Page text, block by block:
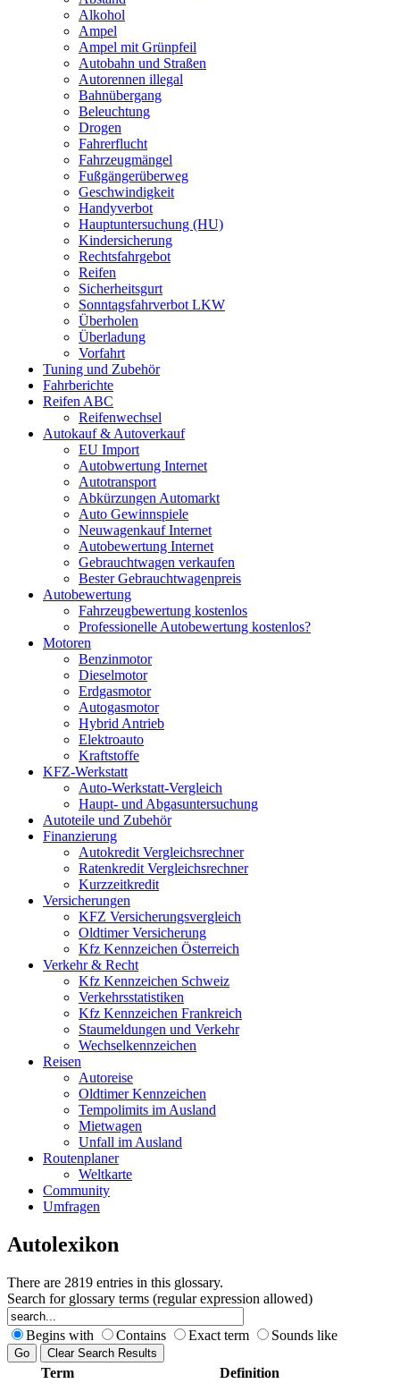
Alkohol
Ampel
Ampel mit Grünpfeil
Autobahn und Straßen
Autorennen illegal
Bahnübergang
Beleuchtung
Drogen
Fahrerflucht
Fahrzeugmängel
Fußgängerüberweg
Geschwindigkeit
Handyverbot
Hauptuntersuchung (HU)
Kindersicherung
Rechtsfahrgebot
Reifen
Sicherheitsgurt
Sonntagsfahrverbot LKW
Überholen
Überladung
Vorfahrt
Tuning und Zubehör
Fahrberichte
Reifen ABC
Reifenwechsel
Autokauf & Autoverkauf
EU Import
Autobwertung Internet
Autotransport
Abkürzungen Automarkt
Auto Gewinnspiele
Neuwagenkauf Internet
Autobewertung Internet
Gebrauchtwagen verkaufen
Bester Gebrauchtwagenpreis
Autobewertung
Fahrzeugbewertung kostenlos
Professionelle Autobewertung kostenlos?
Motoren
Benzinmotor
Dieselmotor
Erdgasmotor
Autogasmotor
Hybrid Antrieb
Elektroauto
Kraftstoffe
KFZ-Werkstatt
Auto-Werkstatt-Vergleich
Haupt- und Abgasuntersuchung
Autoteile und Zubehör
Finanzierung
Autokredit Vergleichsrechner
Ratenkredit Vergleichsrechner
Kurzzeitkredit
Versicherungen
KFZ Versicherungsvergleich
Oldtimer Versicherung
Kfz Kennzeichen Österreich
Verkehr & Recht
Kfz Kennzeichen Schweiz
Verkehrsstatistiken
Kfz Kennzeichen Frankreich
Staumeldungen und Verkehr
Wechselkennzeichen
Reisen
Autoreise
Oldtimer Kennzeichen
Tempolimits im Ausland
Mietwagen
Unfall im Ausland
Routenplaner
Weltkarte
Community
Umfragen
Autolexikon
There are 2819 entries in this glossary.
Search for glossary terms (regular expression allowed)
Begins with Contains Exact term Sounds like
Term Definition